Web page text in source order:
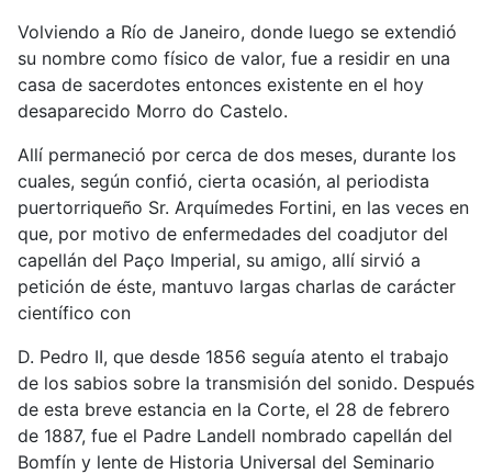
Volviendo a Río de Janeiro, donde luego se extendió
su nombre como físico de valor, fue a residir en una
casa de sacerdotes entonces existente en el hoy
desaparecido Morro do Castelo.
Allí permaneció por cerca de dos meses, durante los
cuales, según confió, cierta ocasión, al periodista
puertorriqueño Sr. Arquímedes Fortini, en las veces en
que, por motivo de enfermedades del coadjutor del
capellán del Paço Imperial, su amigo, allí sirvió a
petición de éste, mantuvo largas charlas de carácter
científico con
D. Pedro II, que desde 1856 seguía atento el trabajo
de los sabios sobre la transmisión del sonido. Después
de esta breve estancia en la Corte, el 28 de febrero
de 1887, fue el Padre Landell nombrado capellán del
Bomfín y lente de Historia Universal del Seminario